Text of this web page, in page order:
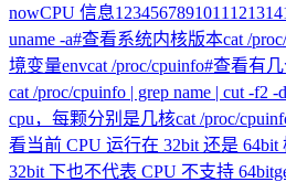
nowCPU 信息
uname -a#查看系统内核版本cat /
境变量envcat /proc/cpuinfo#查看有
cat /proc/cpuinfo | grep name | cut -f2
cpu，每颗分别是几核cat /proc/
看当前 CPU 运行在 32bit 还是
32bit 下也不代表 CPU 不支持